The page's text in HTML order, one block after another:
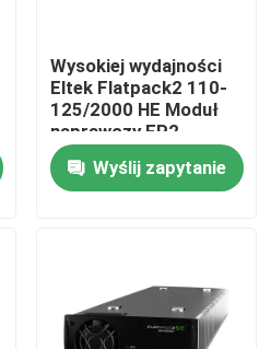
Wysokiej wydajności
Eltek Flatpack2 110-
125/2000 HE Moduł
naprawczy FP2
110/2000 HE WOR
Część nr 241115.805
Wyślij zapytanie